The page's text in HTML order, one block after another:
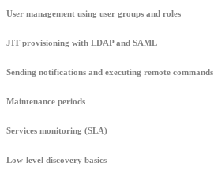
User management using user groups and roles
JIT provisioning with LDAP and SAML
Sending notifications and executing remote commands
Maintenance periods
Services monitoring (SLA)
Low-level discovery basics